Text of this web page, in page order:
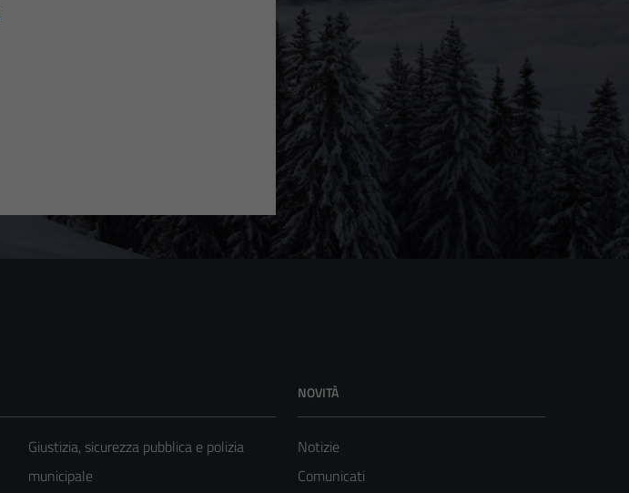
Giustizia, sicurezza pubblica e polizia
municipale
NOVITÀ
Notizie
Comunicati